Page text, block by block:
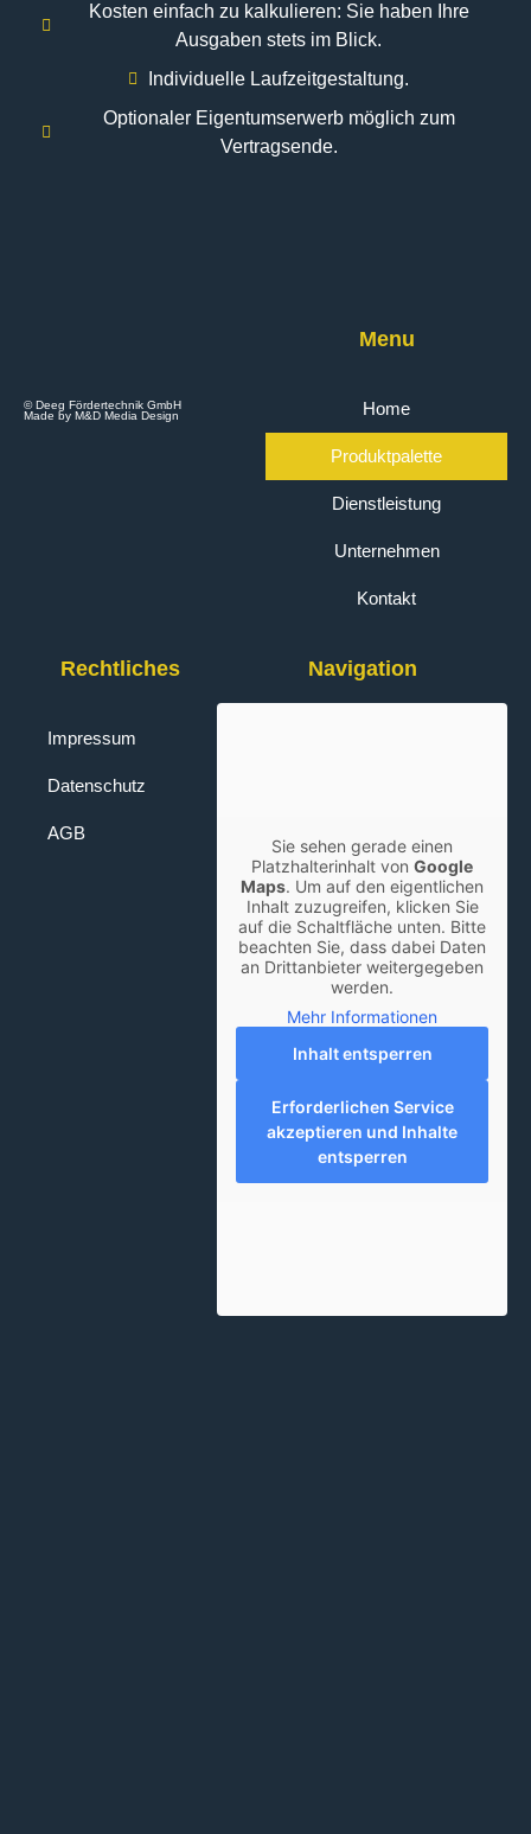
Kosten einfach zu kalkulieren: Sie haben Ihre
Ausgaben stets im Blick.
Individuelle Laufzeitgestaltung.
Optionaler Eigentumserwerb möglich zum
Vertragsende.
© Deeg Fördertechnik GmbH
Made by M&D Media Design
Menu
Home
Produktpalette
Dienstleistung
Unternehmen
Kontakt
Rechtliches
Impressum
Datenschutz
AGB
Navigation
Sie sehen gerade einen
Platzhalterinhalt vonGoogle
Maps. Um auf den eigentlichen
Inhalt zuzugreifen, klicken Sie
auf die Schaltfläche unten. Bitte
beachten Sie, dass dabei Daten
an Drittanbieter weitergegeben
werden.
Mehr Informationen
Inhalt entsperren
Erforderlichen Service
akzeptieren und Inhalte
entsperren